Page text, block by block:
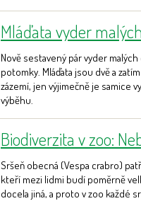
Mláďata vyder malých
Nově sestavený pár vyder
potomky. Mláďata jsou dvě a
zázemí, jen výjimečně je samice
výběhu.
Biodiverzita v zoo:
Sršeň obecná (Vespa crabro)
kteří mezi lidmi budí poměrně
docela jiná, a proto v zoo každé